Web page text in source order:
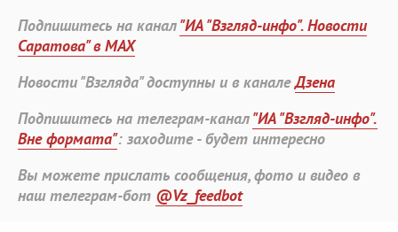
Подпишитесь на канал"ИА "Взгляд-инфо". Новости
Саратова" в MAX
Новости "Взгляда" доступны и в каналеДзена
Подпишитесь на телеграм-канал"ИА "Взгляд-инфо".
Вне формата": заходите - будет интересно
Вы можете прислать сообщения, фото и видео в
наш телеграм-бот @Vz_feedbot